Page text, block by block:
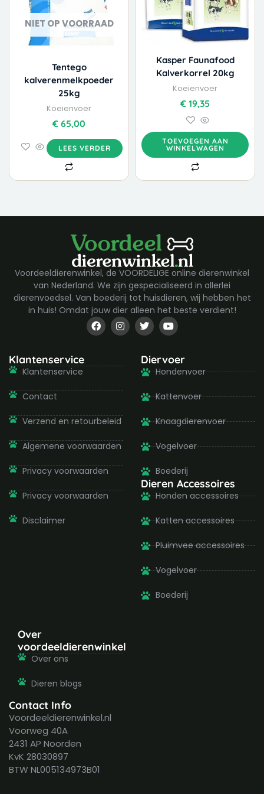
NIET OP VOORRAAD
Tentego
kalverenmelkpoeder
25kg
Koeienvoer
€ 65,00
LEES VERDER
Kasper Faunafood
Kalverkorrel 20kg
Koeienvoer
€ 19,35
TOEVOEGEN AAN
WINKELWAGEN
Voordeeldierenwinkel, de VOORDELIGE online dierenwinkel
van Nederland. We zijn gespecialiseerd in allerlei
dierenvoedsel. Van boederij tot huisdieren, wij hebben het
in huis! Omdat jouw dier alleen het beste verdient!
F
a
c
o
I
n
s
g
T
w
i
t
e
r
Y
o
u
u
b
e
Klantenservice
Klantenservice
Contact
Verzend en retourbeleid
Algemene voorwaarden
Privacy voorwaarden
Privacy voorwaarden
Disclaimer
Diervoer
Hondenvoer
Kattenvoer
Knaagdierenvoer
Vogelvoer
Boederij
Dieren Accessoires
Honden accessoires
Katten accessoires
Pluimvee accessoires
Vogelvoer
Boederij
Over
voordeeldierenwinkel
Over ons
Dieren blogs
Contact Info
Voordeeldierenwinkel.nl
Voorweg 40A
2431 AP Noorden
KvK 28030897
BTW NL005134973B01